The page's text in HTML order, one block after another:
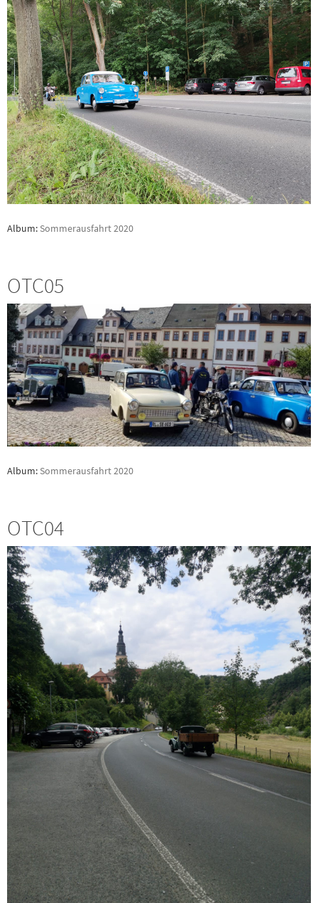
Album: Sommerausfahrt 2020
OTC05
Album: Sommerausfahrt 2020
OTC04